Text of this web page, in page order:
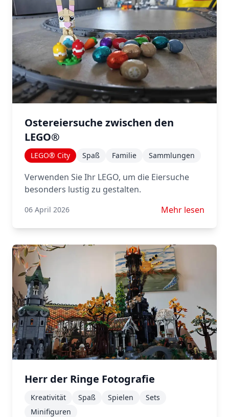
Ostereiersuche zwischen den
LEGO®
LEGO® City Spaß Familie Sammlungen
Verwenden Sie Ihr LEGO, um die Eiersuche
besonders lustig zu gestalten.
06 April 2026 Mehr lesen über
Mehr lesen
Herr der Ringe Fotografie
Kreativität Spaß Spielen
Sets
Minifiguren